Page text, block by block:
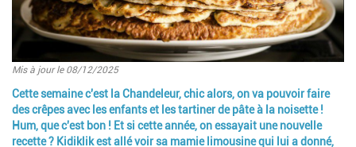
Mis à jour le 08/12/2025
Introduction
Cette semaine c'est la Chandeleur, chic alors, on va pouvoir faire
des crêpes avec les enfants et les tartiner de pâte à la noisette !
Hum, que c'est bon ! Et si cette année, on essayait une nouvelle
recette ? Kidiklik est allé voir sa mamie limousine qui lui a donné,